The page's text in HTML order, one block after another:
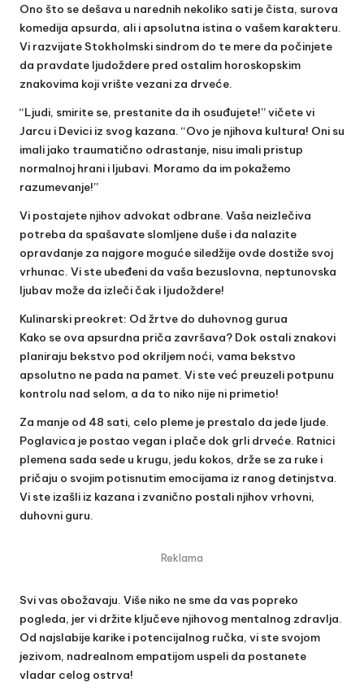
Ono što se dešava u narednih nekoliko sati je čista, surova
komedija apsurda, ali i apsolutna istina o vašem karakteru.
Vi razvijate Stokholmski sindrom do te mere da počinjete
da pravdate ljudoždere pred ostalim horoskopskim
znakovima koji vrište vezani za drveće.
“Ljudi, smirite se, prestanite da ih osuđujete!” vičete vi
Jarcu i Devici iz svog kazana. “Ovo je njihova kultura! Oni su
imali jako traumatično odrastanje, nisu imali pristup
normalnoj hrani i ljubavi. Moramo da im pokažemo
razumevanje!”
Vi postajete njihov advokat odbrane. Vaša neizlečiva
potreba da spašavate slomljene duše i da nalazite
opravdanje za najgore moguće siledžije ovde dostiže svoj
vrhunac. Vi ste ubeđeni da vaša bezuslovna, neptunovska
ljubav može da izleči čak i ljudoždere!
Kulinarski preokret: Od žrtve do duhovnog gurua
Kako se ova apsurdna priča završava? Dok ostali znakovi
planiraju bekstvo pod okriljem noći, vama bekstvo
apsolutno ne pada na pamet. Vi ste već preuzeli potpunu
kontrolu nad selom, a da to niko nije ni primetio!
Za manje od 48 sati, celo pleme je prestalo da jede ljude.
Poglavica je postao vegan i plače dok grli drveće. Ratnici
plemena sada sede u krugu, jedu kokos, drže se za ruke i
pričaju o svojim potisnutim emocijama iz ranog detinjstva.
Vi ste izašli iz kazana i zvanično postali njihov vrhovni,
duhovni guru.
Reklama
Svi vas obožavaju. Više niko ne sme da vas popreko
pogleda, jer vi držite ključeve njihovog mentalnog zdravlja.
Od najslabije karike i potencijalnog ručka, vi ste svojom
jezivom, nadrealnom empatijom uspeli da postanete
vladar celog ostrva!